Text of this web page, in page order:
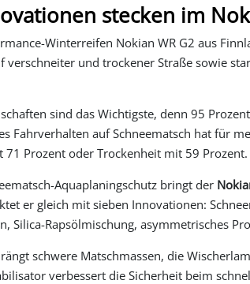
stecken im
Winterreifen Nokian WR G2 aus
verschneiter und trockener Straße sowie
sind das Wichtigste, denn 95
Fahrverhalten auf Schneematsch hat für
71 Prozent oder Trockenheit mit 59 Prozent.
Aquaplaningschutz bringt der
er gleich mit sieben Innovationen:
Silica-Rapsölmischung, asymmetrisches
schwere Matschmassen, die
verbessert die Sicherheit beim